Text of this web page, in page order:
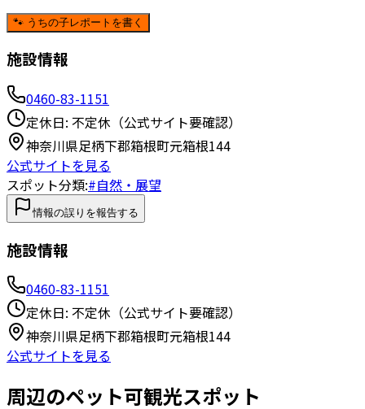
🐾 うちの子レポートを書く
施設情報
0460-83-1151
定休日: 不定休（公式サイト要確認）
神奈川県足柄下郡箱根町元箱根144
公式サイトを見る
スポット分類:#自然・展望
情報の誤りを報告する
施設情報
0460-83-1151
定休日: 不定休（公式サイト要確認）
神奈川県足柄下郡箱根町元箱根144
公式サイトを見る
周辺のペット可観光スポット